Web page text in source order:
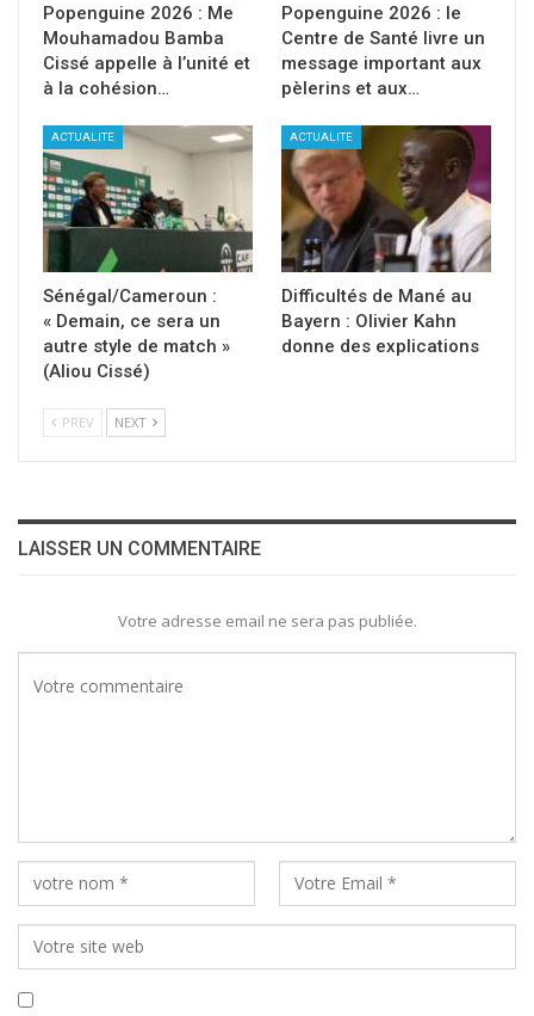
Popenguine 2026 : Me
Mouhamadou Bamba
Cissé appelle à l’unité et
à la cohésion…
Popenguine 2026 : le
Centre de Santé livre un
message important aux
pèlerins et aux…
ACTUALITE
Sénégal/Cameroun :
« Demain, ce sera un
autre style de match »
(Aliou Cissé)
ACTUALITE
Difficultés de Mané au
Bayern : Olivier Kahn
donne des explications
PREV NEXT
LAISSER UN COMMENTAIRE
Votre adresse email ne sera pas publiée.